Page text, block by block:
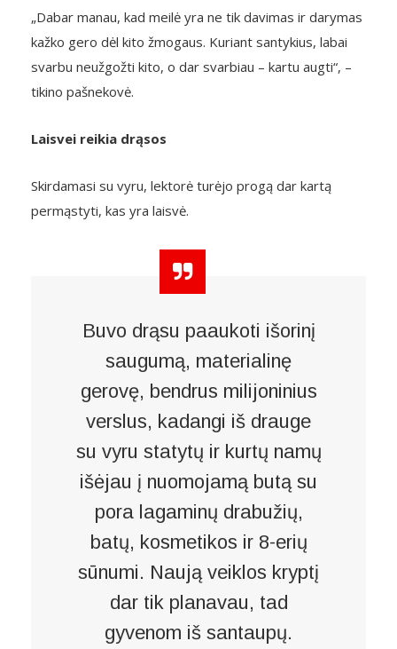
„Dabar manau, kad meilė yra ne tik davimas ir darymas
kažko gero dėl kito žmogaus. Kuriant santykius, labai
svarbu neužgožti kito, o dar svarbiau – kartu augti“, –
tikino pašnekovė.
Laisvei reikia drąsos
Skirdamasi su vyru, lektorė turėjo progą dar kartą
permąstyti, kas yra laisvė.
Buvo drąsu paaukoti išorinį
saugumą, materialinę
gerovę, bendrus milijoninius
verslus, kadangi iš drauge
su vyru statytų ir kurtų namų
išėjau į nuomojamą butą su
pora lagaminų drabužių,
batų, kosmetikos ir 8-erių
sūnumi. Naują veiklos kryptį
dar tik planavau, tad
gyvenom iš santaupų.